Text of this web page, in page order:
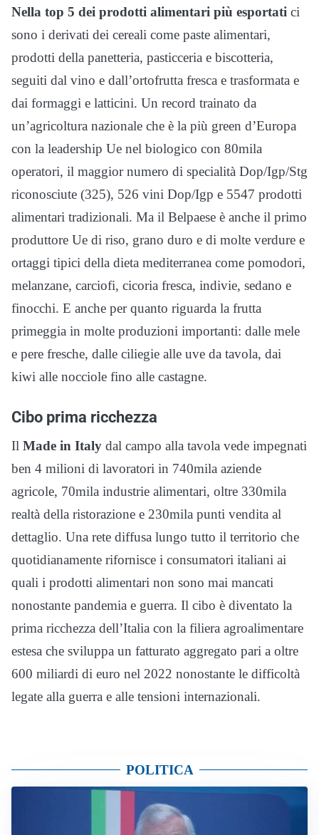
Nella top 5 dei prodotti alimentari più esportati ci
sono i derivati dei cereali come paste alimentari,
prodotti della panetteria, pasticceria e biscotteria,
seguiti dal vino e dall’ortofrutta fresca e trasformata e
dai formaggi e latticini. Un record trainato da
un’agricoltura nazionale che è la più green d’Europa
con la leadership Ue nel biologico con 80mila
operatori, il maggior numero di specialità Dop/Igp/Stg
riconosciute (325), 526 vini Dop/Igp e 5547 prodotti
alimentari tradizionali. Ma il Belpaese è anche il primo
produttore Ue di riso, grano duro e di molte verdure e
ortaggi tipici della dieta mediterranea come pomodori,
melanzane, carciofi, cicoria fresca, indivie, sedano e
finocchi. E anche per quanto riguarda la frutta
primeggia in molte produzioni importanti: dalle mele
e pere fresche, dalle ciliegie alle uve da tavola, dai
kiwi alle nocciole fino alle castagne.
Cibo prima ricchezza
Il Made in Italy dal campo alla tavola vede impegnati
ben 4 milioni di lavoratori in 740mila aziende
agricole, 70mila industrie alimentari, oltre 330mila
realtà della ristorazione e 230mila punti vendita al
dettaglio. Una rete diffusa lungo tutto il territorio che
quotidianamente rifornisce i consumatori italiani ai
quali i prodotti alimentari non sono mai mancati
nonostante pandemia e guerra. Il cibo è diventato la
prima ricchezza dell’Italia con la filiera agroalimentare
estesa che sviluppa un fatturato aggregato pari a oltre
600 miliardi di euro nel 2022 nonostante le difficoltà
legate alla guerra e alle tensioni internazionali.
POLITICA